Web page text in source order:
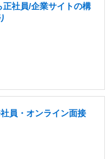
社員/企業サイトの構
員・オンライン面接